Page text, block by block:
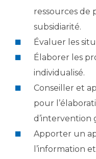
ressources de
subsidiarité.
Évaluer les
Élaborer les
individualisé.
Conseiller et
pour
d’intervention
Apporter un
l’information